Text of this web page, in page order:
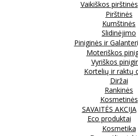
Vaikiškos pirštinės
Pirštinės
Kumštinės
Slidinėjimo
Piniginės ir
Moteriškos
Vyriškos
Kortelių ir raktų
Diržai
Rankinės
Kosmetinės
SAVAITĖS AKCIJA
Eco produktai
Kosmetika